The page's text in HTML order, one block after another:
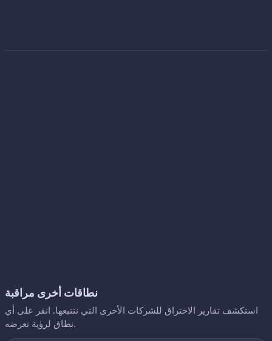
نطاقات أخرى مراقبة
استكشف تقارير الاختراق للشركات الأخرى التي نتتبعها. انقر على أي
نطاق لرؤية تعرضه.